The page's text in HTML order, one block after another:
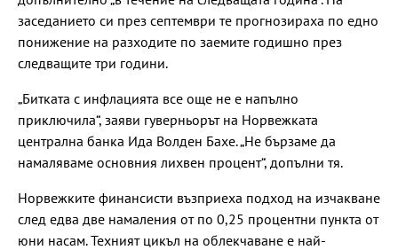
заседанието си през септември те прогнозираха по едно
понижение на разходите по заемите годишно през
следващите три години.
„Битката с инфлацията все още не е напълно
приключила“, заяви гуверньорът на Норвежката
централна банка Ида Волден Бахе. „Не бързаме да
намаляваме основния лихвен процент“, допълни тя.
Норвежките финансисти възприеха подход на изчакване
след едва две намаления от по 0,25 процентни пункта от
юни насам. Техният цикъл на облекчаване е най-